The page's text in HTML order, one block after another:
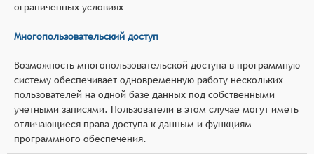
ограниченных условиях
Многопользовательский доступ
Возможность многопользовательской доступа в программную
систему обеспечивает одновременную работу нескольких
пользователей на одной базе данных под собственными
учётными записями. Пользователи в этом случае могут иметь
отличающиеся права доступа к данным и функциям
программного обеспечения.